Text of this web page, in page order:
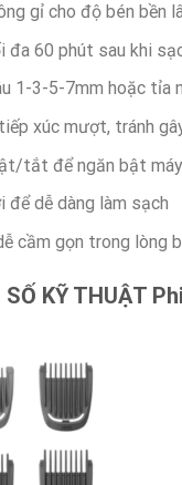
gỉ cho độ bén bền
đa 60 phút sau khi
1-3-5-7mm hoặc tỉa
xúc mượt, tránh
tắt để ngăn bật
dễ dàng làm sạch
cầm gọn trong lòng
SỐ KỸ THUẬT